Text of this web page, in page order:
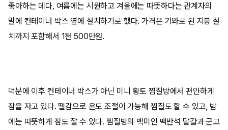
좋아하는 데다, 여름에는 시원하고 겨울에는 따뜻하다는 관계자의
말에 컨테이너 박스 옆에 설치하기로 했다. 가격은 기와로 된 지붕 설
치까지 포함해서 1천 500만원.
덕분에 이후 컨테이너 박스가 아닌 미니 황토 찜질방에서 편안하게
잠을 자고 있다. 땔감으로 온도 조절이 가능해 찜질도 할 수 있고, 밤
에는 따뜻하게 잠도 잘 수 있다. 찜질방의 백미인 맥반석 달걀과 군고